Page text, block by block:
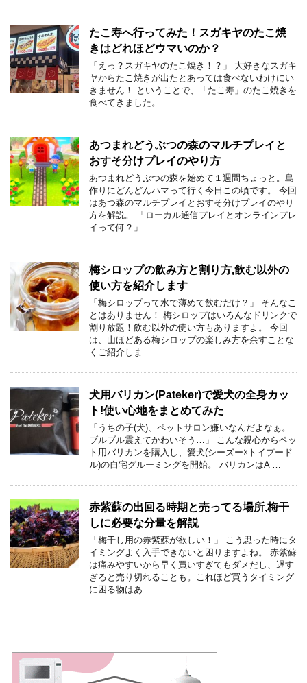
たこ寿へ行ってみた！スガキヤのたこ焼
きはどれほどウマいのか？
「えっ？スガキヤのたこ焼き！？」 大好きなスガキ
ヤからたこ焼きが出たとあっては食べないわけにい
きません！ ということで、「たこ寿」のたこ焼きを
食べてきました。
あつまれどうぶつの森のマルチプレイと
おすそ分けプレイのやり方
あつまれどうぶつの森を始めて１週間ちょっと。島
作りにどんどんハマって行く今日この頃です。 今回
はあつ森のマルチプレイとおすそ分けプレイのやり
方を解説。 「ローカル通信プレイとオンラインプレ
イって何？」 …
梅シロップの飲み方と割り方,飲む以外の
使い方を紹介します
「梅シロップって水で薄めて飲むだけ？」 そんなこ
とはありません！ 梅シロップはいろんなドリンクで
割り放題！飲む以外の使い方もありますよ。 今回
は、山ほどある梅シロップの楽しみ方を余すことな
くご紹介しま …
犬用バリカン(Pateker)で愛犬の全身カッ
ト!使い心地をまとめてみた
「うちの子(犬)、ペットサロン嫌いなんだよなぁ。
ブルブル震えてかわいそう…」 こんな親心からペッ
ト用バリカンを購入し、愛犬(シーズー☓トイプード
ル)の自宅グルーミングを開始。 バリカンはA …
赤紫蘇の出回る時期と売ってる場所,梅干
しに必要な分量を解説
「梅干し用の赤紫蘇が欲しい！」 こう思った時にタ
イミングよく入手できないと困りますよね。 赤紫蘇
は痛みやすいから早く買いすぎてもダメだし、遅す
ぎると売り切れることも。これほど買うタイミング
に困る物はあ …